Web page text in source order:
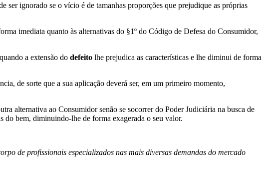
ser ignorado se o vício é de tamanhas proporções que prejudique as próprias
imediata quanto às alternativas do §1º do Código de Defesa do Consumidor,
a extensão do defeito lhe prejudica as características e lhe diminui de forma
de sorte que a sua aplicação deverá ser, em um primeiro momento,
alternativa ao Consumidor senão se socorrer do Poder Judiciária na busca de
do bem, diminuindo-lhe de forma exagerada o seu valor.
de profissionais especializados nas mais diversas demandas do mercado